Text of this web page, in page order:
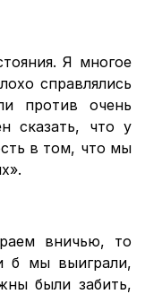
Я многое
справлялись
против очень
сказать, что у
в том, что мы
вничью, то
б мы выиграли,
были забить,